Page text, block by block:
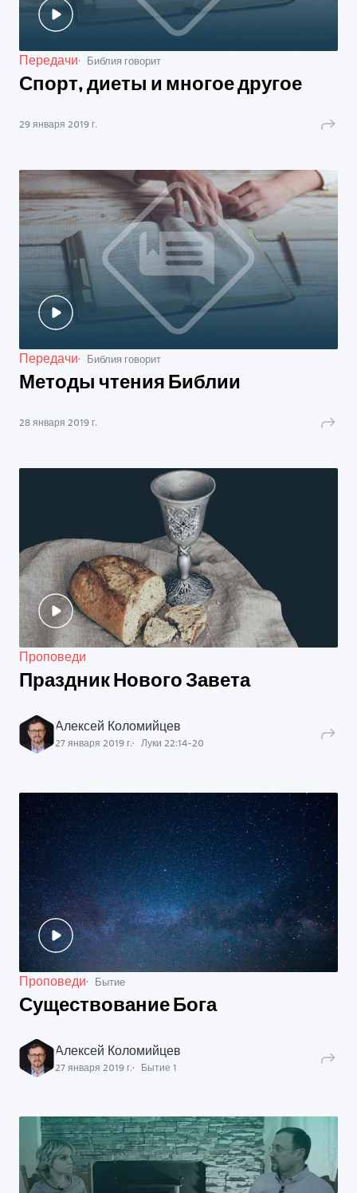
Передачи Библия говорит
Спорт, диеты и многое другое
29 января 2019 г.
Передачи Библия говорит
Методы чтения Библии
28 января 2019 г.
Проповеди
Праздник Нового Завета
Алексей Коломийцев
27 января 2019 г. Луки 22:14-20
Проповеди Бытие
Существование Бога
Алексей Коломийцев
27 января 2019 г. Бытие 1